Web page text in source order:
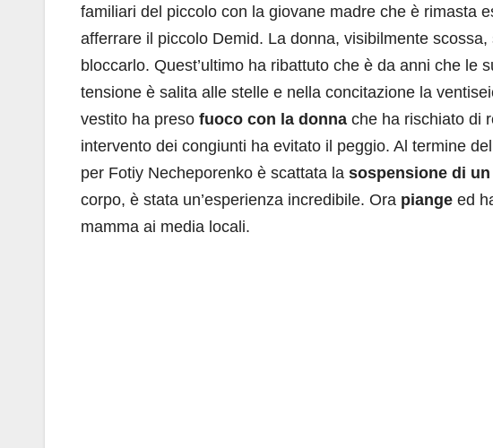
familiari del piccolo con la giovane madre che è rimasta
afferrare il piccolo Demid. La donna, visibilmente
bloccarlo. Quest’ultimo ha ribattuto che è da anni che le
tensione è salita alle stelle e nella concitazione la
vestito ha preso fuoco con la donna che ha rischiato di
intervento dei congiunti ha evitato il peggio. Al termine
per Fotiy Necheporenko è scattata la sospensione di
corpo, è stata un’esperienza incredibile. Ora piange ed
mamma ai media locali.